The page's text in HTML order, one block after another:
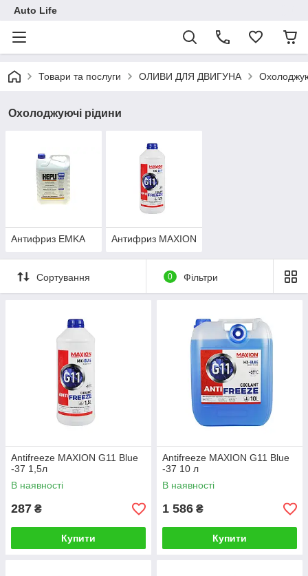
Auto Life
Товари та послуги ОЛИВИ ДЛЯ ДВИГУНА
Охолоджуючі рідини
Антифриз EMKA Антифриз MAXION
Сортування 0 Фільтри
Antifreeze MAXION G11 Blue
-37 1,5л
В наявності
287 ₴
Купити
Antifreeze MAXION G11 Blue
-37 10 л
В наявності
1 586 ₴
Купити